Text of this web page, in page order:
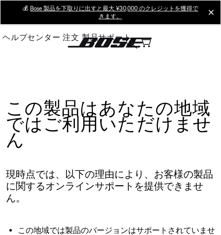
Main
💰 Bose 製品を下取りに出すと最大 ¥30,000 のクレジットを獲得で
きます。
ヘルプセンター 注文 製品サポート
この製品はあなたの地域
ではご利用いただけませ
ん
現時点では、以下の理由により、お客様の製品
に関するオンラインサポートを提供できませ
ん。
この地域では製品のバージョンはサポートされていませ